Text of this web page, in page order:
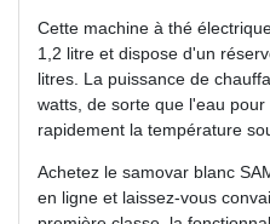
Cette machine à thé
1,2 litre et dispose d'un
litres. La puissance de
watts, de sorte que l'eau
rapidement la température
Achetez le samovar blanc
en ligne et laissez-vous